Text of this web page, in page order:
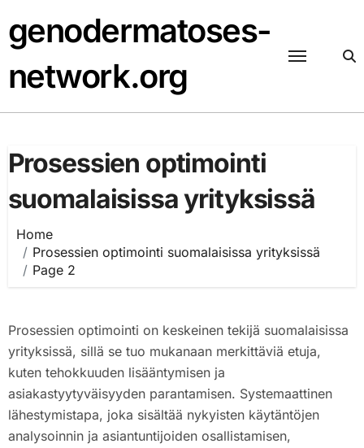
to
content
genodermatoses-
network.org
Prosessien optimointi
suomalaisissa yrityksissä
Home
Prosessien optimointi suomalaisissa yrityksissä
Page 2
Prosessien optimointi on keskeinen tekijä suomalaisissa
yrityksissä, sillä se tuo mukanaan merkittäviä etuja,
kuten tehokkuuden lisääntymisen ja
asiakastyytyväisyyden parantamisen. Systemaattinen
lähestymistapa, joka sisältää nykyisten käytäntöjen
analysoinnin ja asiantuntijoiden osallistamisen,